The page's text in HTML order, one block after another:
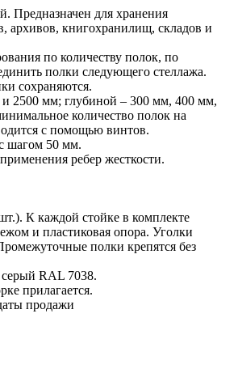
Предназначен для хранения
архивов, книгохранилищ, складов и
по количеству полок, по
полки следующего стеллажа.
сохраняются.
2500 мм; глубиной – 300 мм, 400 мм,
количество полок на
с помощью винтов.
шагом 50 мм.
ребер жесткости.
К каждой стойке в комплекте
и пластиковая опора. Уголки
полки крепятся без
RAL 7038.
прилагается.
продажи